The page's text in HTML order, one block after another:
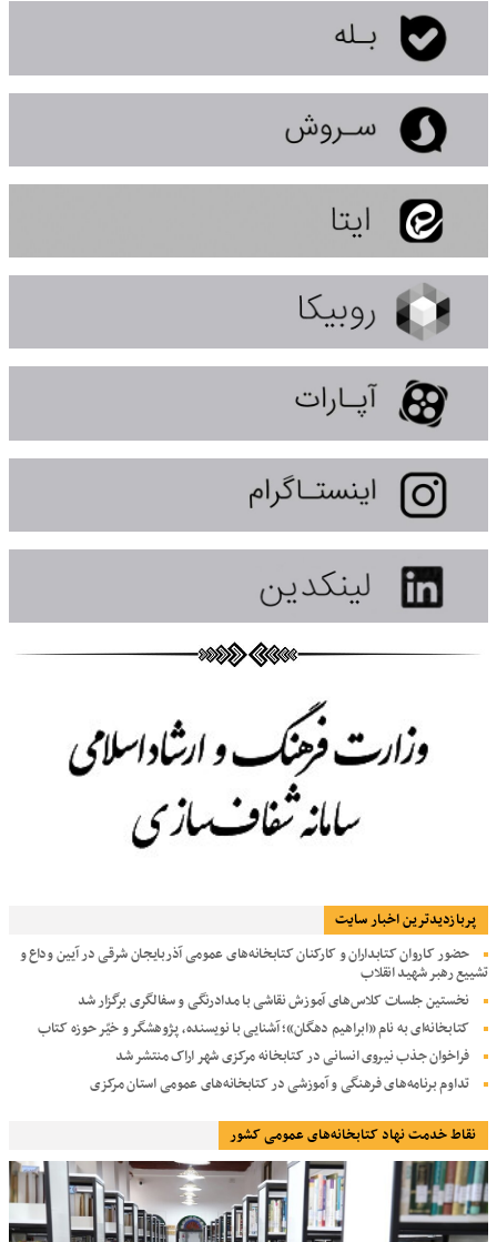
پربازديدترين اخبار سایت
حضور کاروان کتابداران و کارکنان کتابخانه‌های عمومی آذربایجان شرقی در آیین وداع و
تشییع رهبر شهید انقلاب
نخستین جلسات کلاس‌های آموزش نقاشی با مدادرنگی و سفالگری برگزار شد
کتابخانه‌ای به نام «ابراهیم دهگان»؛ آشنایی با نویسنده، پژوهشگر و خیّر حوزه کتاب
فراخوان جذب نیروی انسانی در کتابخانه مرکزی شهر اراک منتشر شد
تداوم برنامه‌های فرهنگی و آموزشی در کتابخانه‌های عمومی استان مرکزی
نقاط خدمت نهاد کتابخانه‌های عمومی کشور